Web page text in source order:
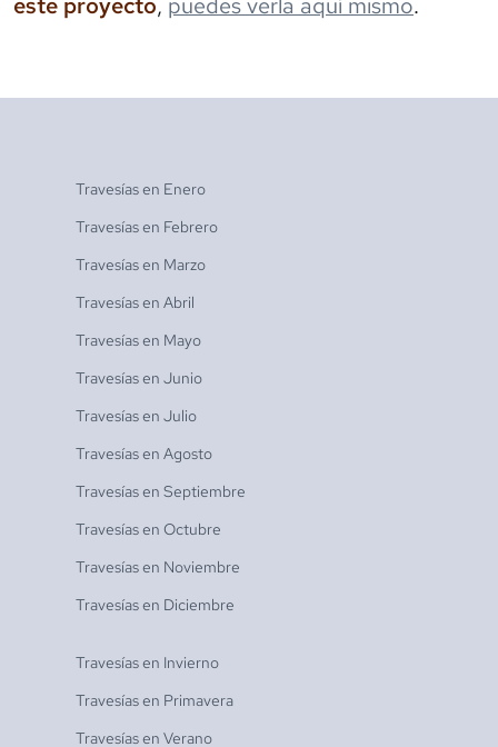
Travesías en Enero
Travesías en Febrero
Travesías en Marzo
Travesías en Abril
Travesías en Mayo
Travesías en Junio
Travesías en Julio
Travesías en Agosto
Travesías en Septiembre
Travesías en Octubre
Travesías en Noviembre
Travesías en Diciembre
Travesías en Invierno
Travesías en Primavera
Travesías en Verano